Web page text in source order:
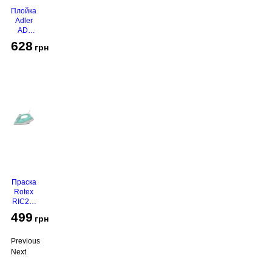
Плойка
Adler
AD-
2116
628 грн
Праска
Rotex
RIC21-
N
Super
499 грн
Previous
Next